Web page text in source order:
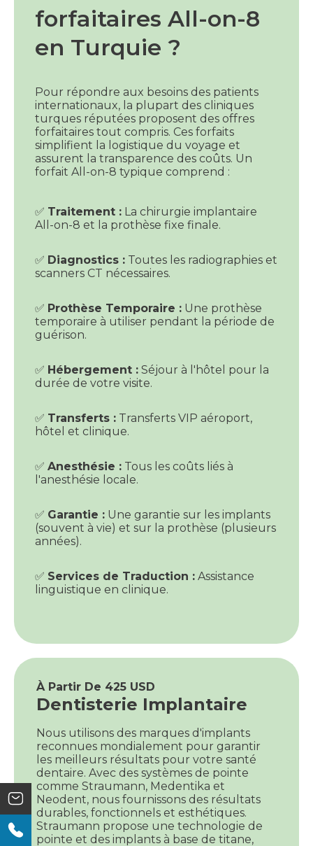
forfaitaires All-on-8
en Turquie ?
Pour répondre aux besoins des patients
internationaux, la plupart des cliniques
turques réputées proposent des offres
forfaitaires tout compris. Ces forfaits
simplifient la logistique du voyage et
assurent la transparence des coûts. Un
forfait All-on-8 typique comprend :
✅ Traitement : La chirurgie implantaire
All-on-8 et la prothèse fixe finale.
✅ Diagnostics : Toutes les radiographies et
scanners CT nécessaires.
✅ Prothèse Temporaire : Une prothèse
temporaire à utiliser pendant la période de
guérison.
✅ Hébergement : Séjour à l'hôtel pour la
durée de votre visite.
✅ Transferts : Transferts VIP aéroport,
hôtel et clinique.
✅ Anesthésie : Tous les coûts liés à
l'anesthésie locale.
✅ Garantie : Une garantie sur les implants
(souvent à vie) et sur la prothèse (plusieurs
années).
✅ Services de Traduction : Assistance
linguistique en clinique.
À Partir De 425 USD
Dentisterie Implantaire
Nous utilisons des marques d'implants
reconnues mondialement pour garantir
les meilleurs résultats pour votre santé
dentaire. Avec des systèmes de pointe
comme Straumann, Medentika et
Neodent, nous fournissons des résultats
durables, fonctionnels et esthétiques.
Straumann propose une technologie de
pointe et des implants à base de titane,